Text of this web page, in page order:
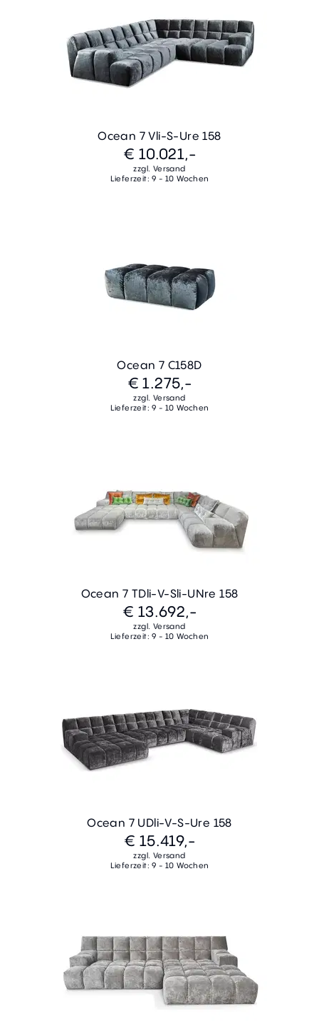
Ocean 7 Vli-S-Ure 158
€ 10.021,-
zzgl. Versand
Lieferzeit: 9 - 10 Wochen
Ocean 7 C158D
€ 1.275,-
zzgl. Versand
Lieferzeit: 9 - 10 Wochen
Ocean 7 TDli-V-Sli-UNre 158
€ 13.692,-
zzgl. Versand
Lieferzeit: 9 - 10 Wochen
Ocean 7 UDli-V-S-Ure 158
€ 15.419,-
zzgl. Versand
Lieferzeit: 9 - 10 Wochen